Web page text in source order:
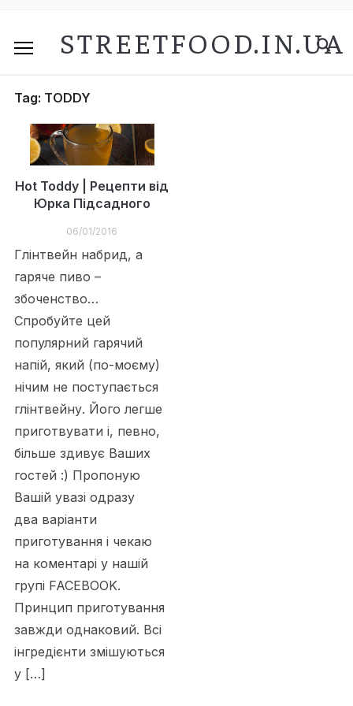
STREETFOOD.IN.UA
Tag: TODDY
Hot Toddy | Рецепти від
Юрка Підсадного
06/01/2016
Глінтвейн набрид, а
гаряче пиво –
збоченство…
Спробуйте цей
популярний гарячий
напій, який (по-моєму)
нічим не поступається
глінтвейну. Його легше
приготвувати і, певно,
більше здивує Ваших
гостей :) Пропоную
Вашій увазі одразу
два варіанти
приготування і чекаю
на коментарі у нашій
групі FACEBOOK.
Принцип приготування
завжди однаковий. Всі
інгредієнти змішуються
у […]